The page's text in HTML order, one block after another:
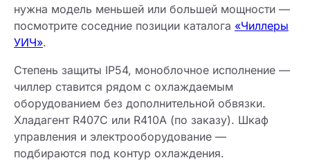
нужна модель меньшей или большей мощности —
посмотрите соседние позиции каталога «Чиллеры
УИЧ».
Степень защиты IP54, моноблочное исполнение —
чиллер ставится рядом с охлаждаемым
оборудованием без дополнительной обвязки.
Хладагент R407C или R410A (по заказу). Шкаф
управления и электрооборудование —
подбираются под контур охлаждения.